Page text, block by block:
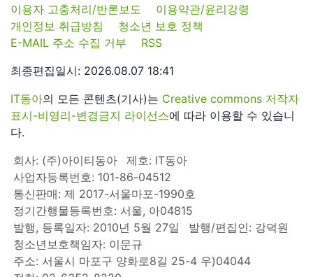
이용자 고충처리/반론보도
이용약관/윤리강령
개인정보 취급방침
청소년 보호 정책
E-MAIL 주소 수집 거부
RSS
최종편집일시: 2026.08.07 18:41
IT동아의 모든 콘텐츠(기사)는 Creative commons 저작자
표시-비영리-변경금지 라이선스에 따라 이용할 수 있습니
다.
회사: (주)아이티동아
제호: IT동아
사업자등록번호: 101-86-04512
통신판매: 제 2017-서울마포-1990호
정기간행물등록번호: 서울, 아04815
발행, 등록일자: 2010년 5월 27일
발행/편집인: 강덕원
청소년보호책임자: 이문규
주소: 서울시 마포구 양화로8길 25-4 우)04044